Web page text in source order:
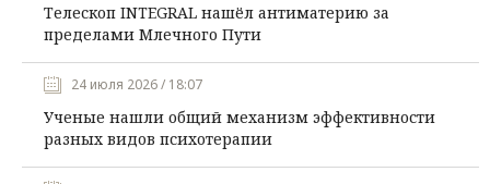
Телескоп INTEGRAL нашёл антиматерию за
пределами Млечного Пути
24 июля 2026 / 18:07
Ученые нашли общий механизм эффективности
разных видов психотерапии